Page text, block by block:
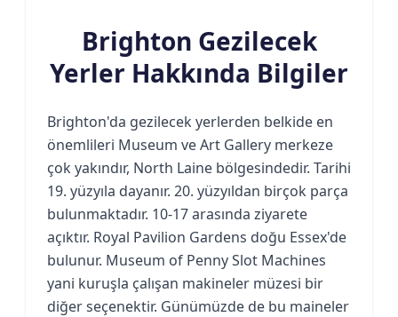
Brighton Gezilecek
Yerler Hakkında Bilgiler
Brighton'da gezilecek yerlerden belkide en
önemlileri Museum ve Art Gallery merkeze
çok yakındır, North Laine bölgesindedir. Tarihi
19. yüzyıla dayanır. 20. yüzyıldan birçok parça
bulunmaktadır. 10-17 arasında ziyarete
açıktır. Royal Pavilion Gardens doğu Essex'de
bulunur. Museum of Penny Slot Machines
yani kuruşla çalışan makineler müzesi bir
diğer seçenektir. Günümüzde de bu maineler